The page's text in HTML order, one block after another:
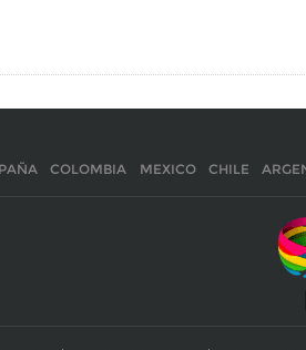
COLOMBIA MEXICO CHILE